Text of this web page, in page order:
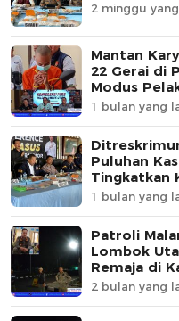
2 minggu
Mantan
22 Gerai di
Modus
1 bulan yang
Puluhan
Tingkatkan
1 bulan yang
Patroli
Lombok
Remaja di
2 bulan yang